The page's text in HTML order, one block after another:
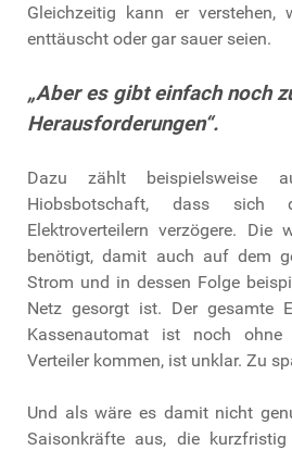
Gleichzeitig kann er verstehen,
enttäuscht oder gar sauer seien.
„Aber es gibt einfach noch
Herausforderungen“.
Dazu zählt beispielsweise
Hiobsbotschaft, dass sich
Elektroverteilern verzögere. Die
benötigt, damit auch auf dem
Strom und in dessen Folge
Netz gesorgt ist. Der gesamte
Kassenautomat ist noch
Verteiler kommen, ist unklar. Zu
Und als wäre es damit nicht
Saisonkräfte aus, die kurzfristig